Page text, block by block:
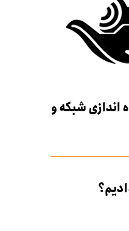
اندازی شبکه و